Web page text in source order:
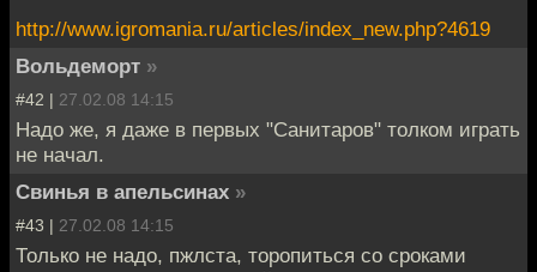
http://www.igromania.ru/articles/index_new.php?4619
Вольдеморт »
#42 | 27.02.08 14:15
Надо же, я даже в первых "Санитаров" толком играть
не начал.
Свинья в апельсинах »
#43 | 27.02.08 14:15
Только не надо, пжлста, торопиться со сроками